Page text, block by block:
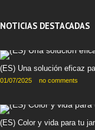
NOTICIAS DESTACADAS
(ES) Una solución eficaz
01/07/2025 no comments
(ES) Color y vida para tu